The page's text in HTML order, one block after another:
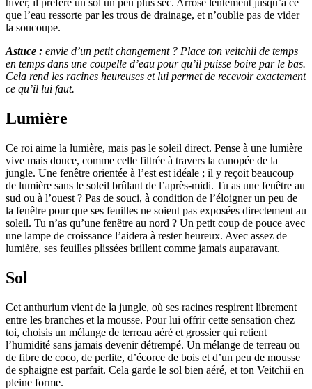
hiver, il préfère un sol un peu plus sec. Arrose lentement jusqu’à ce
que l’eau ressorte par les trous de drainage, et n’oublie pas de vider
la soucoupe.
Astuce : envie d’un petit changement ? Place ton veitchii de temps
en temps dans une coupelle d’eau pour qu’il puisse boire par le bas.
Cela rend les racines heureuses et lui permet de recevoir exactement
ce qu’il lui faut.
Lumière
Ce roi aime la lumière, mais pas le soleil direct. Pense à une lumière
vive mais douce, comme celle filtrée à travers la canopée de la
jungle. Une fenêtre orientée à l’est est idéale ; il y reçoit beaucoup
de lumière sans le soleil brûlant de l’après-midi. Tu as une fenêtre au
sud ou à l’ouest ? Pas de souci, à condition de l’éloigner un peu de
la fenêtre pour que ses feuilles ne soient pas exposées directement au
soleil. Tu n’as qu’une fenêtre au nord ? Un petit coup de pouce avec
une lampe de croissance l’aidera à rester heureux. Avec assez de
lumière, ses feuilles plissées brillent comme jamais auparavant.
Sol
Cet anthurium vient de la jungle, où ses racines respirent librement
entre les branches et la mousse. Pour lui offrir cette sensation chez
toi, choisis un mélange de terreau aéré et grossier qui retient
l’humidité sans jamais devenir détrempé. Un mélange de terreau ou
de fibre de coco, de perlite, d’écorce de bois et d’un peu de mousse
de sphaigne est parfait. Cela garde le sol bien aéré, et ton Veitchii en
pleine forme.